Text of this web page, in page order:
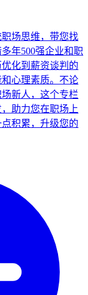
场思维，带您找
年500强企业和职
化到薪资谈判的
心理素质。不论
新人，这个专栏
助力您在职场上
积累，升级您的